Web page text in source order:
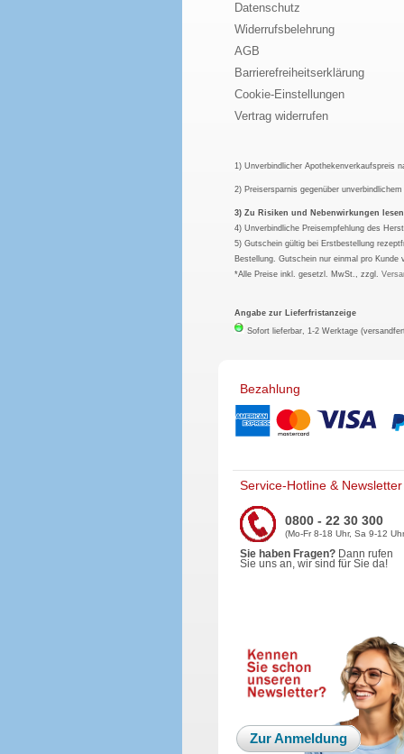
Datenschutz
Widerrufsbelehrung
AGB
Barrierefreiheitserklärung
Cookie-Einstellungen
Vertrag widerrufen
1) Unverbindlicher Apothekenverkaufspreis
2) Preisersparnis gegenüber
3) Zu Risiken und Nebenwirkungen
4) Unverbindliche Preisempfehlung des
5) Gutschein gültig bei Erstbestellung
Bestellung. Gutschein nur einmal pro
*Alle Preise inkl. gesetzl. MwSt., zzgl.
Angabe zur Lieferfristanzeige
Sofort lieferbar, 1-2 Werktage
Bezahlung
Service-Hotline & Newsletter
0800 - 22 30 300
(Mo-Fr 8-18 Uhr, Sa 9-12
Sie haben Fragen? Dann rufen
Sie uns an, wir sind für Sie da!
Zur Anmeldung